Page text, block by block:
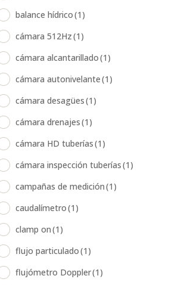
balance hídrico(1)
cámara 512Hz(1)
cámara alcantarillado(1)
cámara autonivelante(1)
cámara desagües(1)
cámara drenajes(1)
cámara HD tuberías(1)
cámara inspección tuberías(1)
campañas de medición(1)
caudalímetro(1)
clamp on(1)
flujo particulado(1)
flujómetro Doppler(1)